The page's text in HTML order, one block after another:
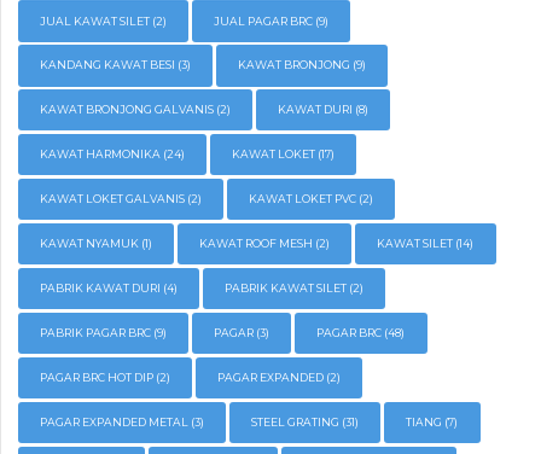
JUAL KAWAT SILET (2) JUAL PAGAR BRC (9)
KANDANG KAWAT BESI (3) KAWAT BRONJONG (9)
KAWAT BRONJONG GALVANIS (2) KAWAT DURI (8)
KAWAT HARMONIKA (24) KAWAT LOKET (17)
KAWAT LOKET GALVANIS (2) KAWAT LOKET PVC (2)
KAWAT NYAMUK (1) KAWAT ROOF MESH (2) KAWAT SILET (14)
PABRIK KAWAT DURI (4) PABRIK KAWAT SILET (2)
PABRIK PAGAR BRC (9) PAGAR (3) PAGAR BRC (48)
PAGAR BRC HOT DIP (2) PAGAR EXPANDED (2)
PAGAR EXPANDED METAL (3) STEEL GRATING (31) TIANG (7)